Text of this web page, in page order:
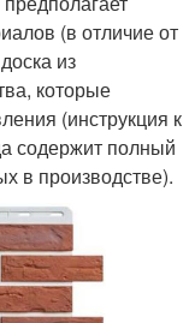
(в отличие от
из
которые
(инструкция к
содержит полный
в производстве).